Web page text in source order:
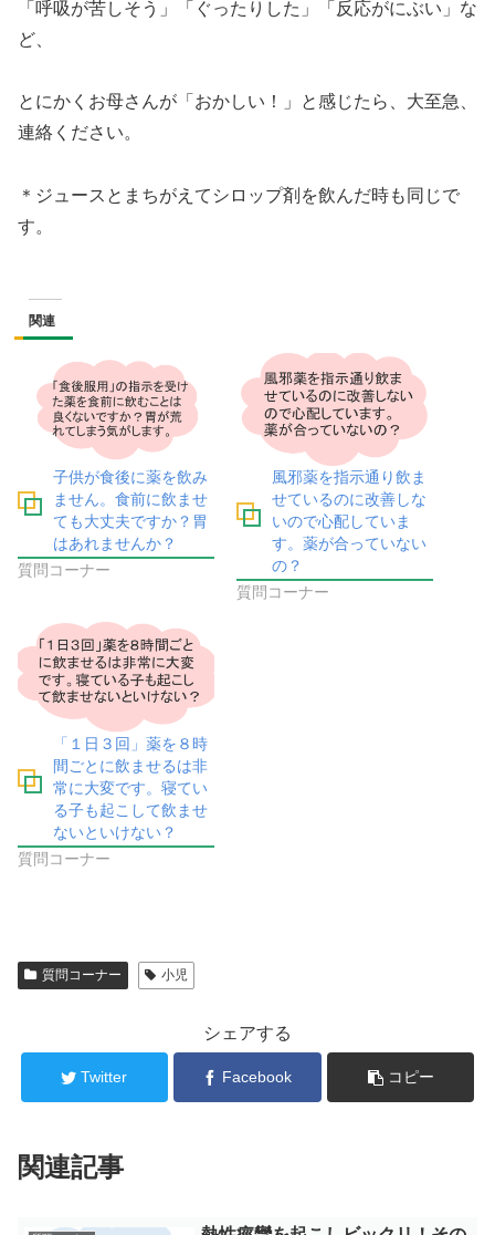
「呼吸が苦しそう」「ぐったりした」「反応がにぶい」な
ど、
とにかくお母さんが「おかしい！」と感じたら、大至急、
連絡ください。
＊ジュースとまちがえてシロップ剤を飲んだ時も同じで
す。
関連
子供が食後に薬を飲み
ません。食前に飲ませ
ても大丈夫ですか？胃
はあれませんか？
質問コーナー
風邪薬を指示通り飲ま
せているのに改善しな
いので心配していま
す。薬が合っていない
の？
質問コーナー
「１日３回」薬を８時
間ごとに飲ませるは非
常に大変です。寝てい
る子も起こして飲ませ
ないといけない？
質問コーナー
質問コーナー 小児
シェアする
Twitter Facebook コピー
関連記事